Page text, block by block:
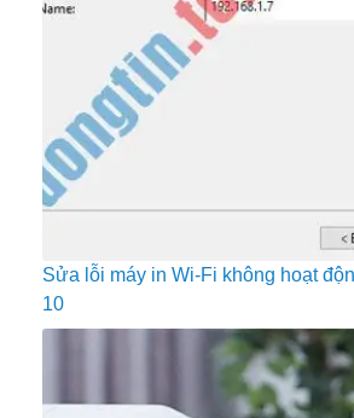
Sửa lỗi máy in Wi-Fi không hoạt
10